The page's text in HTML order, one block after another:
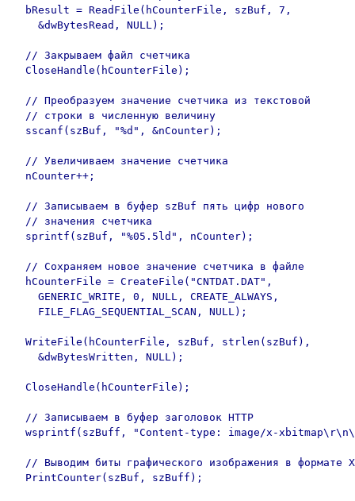
  bResult = ReadFile(hCounterFile, szBuf, 7,
    &dwBytesRead, NULL);
  // Закрываем файл счетчика
  CloseHandle(hCounterFile);
  // Преобразуем значение счетчика из текстовой
  // строки в численную величину
  sscanf(szBuf, "%d", &nCounter);
  // Увеличиваем значение счетчика
  nCounter++;
  // Записываем в буфер szBuf пять цифр нового
  // значения счетчика
  sprintf(szBuf, "%05.5ld", nCounter);
  // Сохраняем новое значение счетчика в файле
  hCounterFile = CreateFile("CNTDAT.DAT",
    GENERIC_WRITE, 0, NULL, CREATE_ALWAYS,
    FILE_FLAG_SEQUENTIAL_SCAN, NULL);
  WriteFile(hCounterFile, szBuf, strlen(szBuf),
    &dwBytesWritten, NULL);
  CloseHandle(hCounterFile);
  // Записываем в буфер заголовок HTTP
wsprintf(szBuff, "Content-type: image/x-
// Выводим биты графического изображения в формате
  PrintCounter(szBuf, szBuff);